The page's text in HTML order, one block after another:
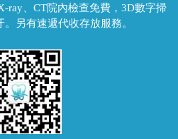
ray、CT院內檢查免費，3D數字掃
另有速遞代收存放服務。